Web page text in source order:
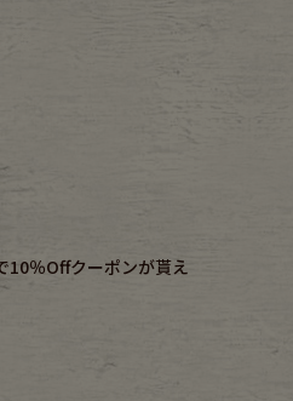
10％Offクーポンが貰え